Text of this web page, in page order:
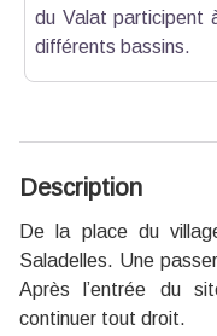
du Valat participent
différents bassins.
Description
De la place du
Saladelles. Une
Après l’entrée du
continuer tout droit.